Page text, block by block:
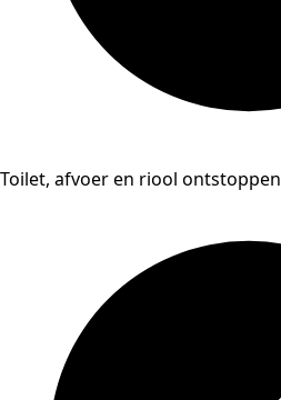
Toilet, afvoer en riool ontstoppen